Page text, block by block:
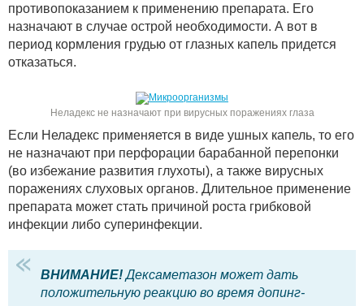
противопоказанием к применению препарата. Его
назначают в случае острой необходимости. А вот в
период кормления грудью от глазных капель придется
отказаться.
Неладекс не назначают при вирусных поражениях глаза
Если Неладекс применяется в виде ушных капель, то его
не назначают при перфорации барабанной перепонки
(во избежание развития глухоты), а также вирусных
поражениях слуховых органов. Длительное применение
препарата может стать причиной роста грибковой
инфекции либо суперинфекции.
ВНИМАНИЕ!Дексаметазон может дать
положительную реакцию во время допинг-